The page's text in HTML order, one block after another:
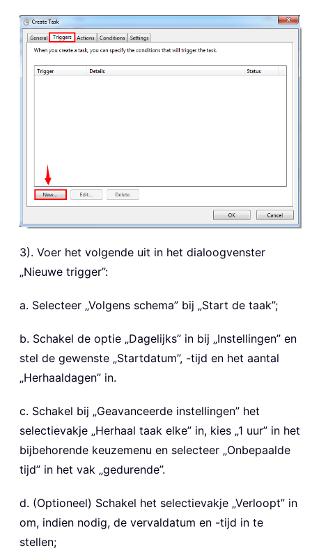
3). Voer het volgende uit in het dialoogvenster
„Nieuwe trigger”:
a. Selecteer „Volgens schema” bij „Start de taak”;
b. Schakel de optie „Dagelijks” in bij „Instellingen” en
stel de gewenste „Startdatum”, -tijd en het aantal
„Herhaaldagen” in.
c. Schakel bij „Geavanceerde instellingen” het
selectievakje „Herhaal taak elke” in, kies „1 uur” in het
bijbehorende keuzemenu en selecteer „Onbepaalde
tijd” in het vak „gedurende”.
d. (Optioneel) Schakel het selectievakje „Verloopt” in
om, indien nodig, de vervaldatum en -tijd in te
stellen;